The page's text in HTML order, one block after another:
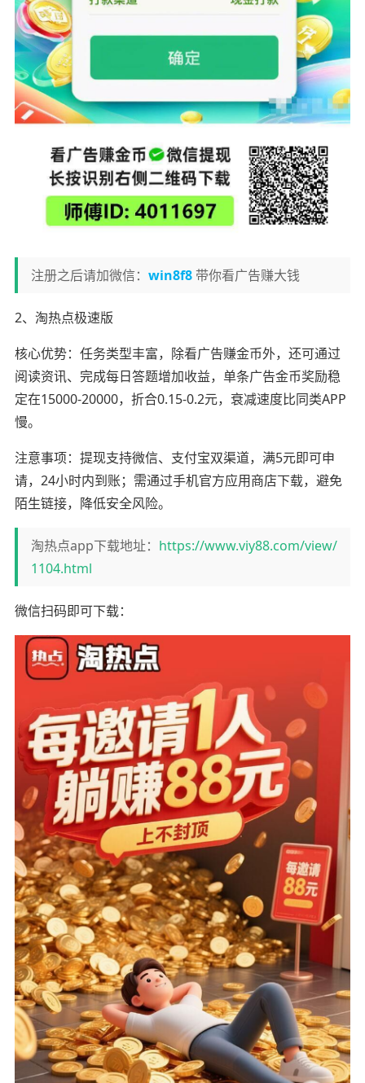
注册之后请加微信： win8f8带你看广告赚大钱
2、淘热点极速版
核心优势：任务类型丰富，除看广告赚金币外，还可通过
阅读资讯、完成每日答题增加收益，单条广告金币奖励稳
定在15000-20000，折合0.15-0.2元，衰减速度比同类APP
慢。
注意事项：提现支持微信、支付宝双渠道，满5元即可申
请，24小时内到账；需通过手机官方应用商店下载，避免
陌生链接，降低安全风险。
淘热点app下载地址： https://www.viy88.com/view/
1104.html
微信扫码即可下载：